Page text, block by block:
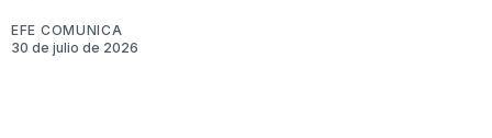
EFE COMUNICA
30 de julio de 2026